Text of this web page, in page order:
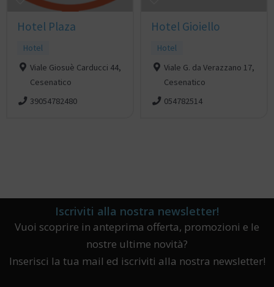
Hotel Plaza
Hotel
Viale Giosuè Carducci 44,
Cesenatico
39054782480
Hotel Gioiello
Hotel
Viale G. da Verazzano 17,
Cesenatico
054782514
Iscriviti alla nostra newsletter!
Vuoi scoprire in anteprima offerta, promozioni e le
nostre ultime novità?
Inserisci la tua mail ed iscriviti alla nostra newsletter!